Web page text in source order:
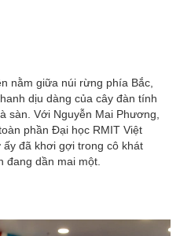
nằm giữa núi rừng phía Bắc,
dịu dàng của cây đàn tính
sàn. Với Nguyễn Mai Phương,
phần Đại học RMIT Việt
đã khơi gợi trong cô khát
đang dần mai một.